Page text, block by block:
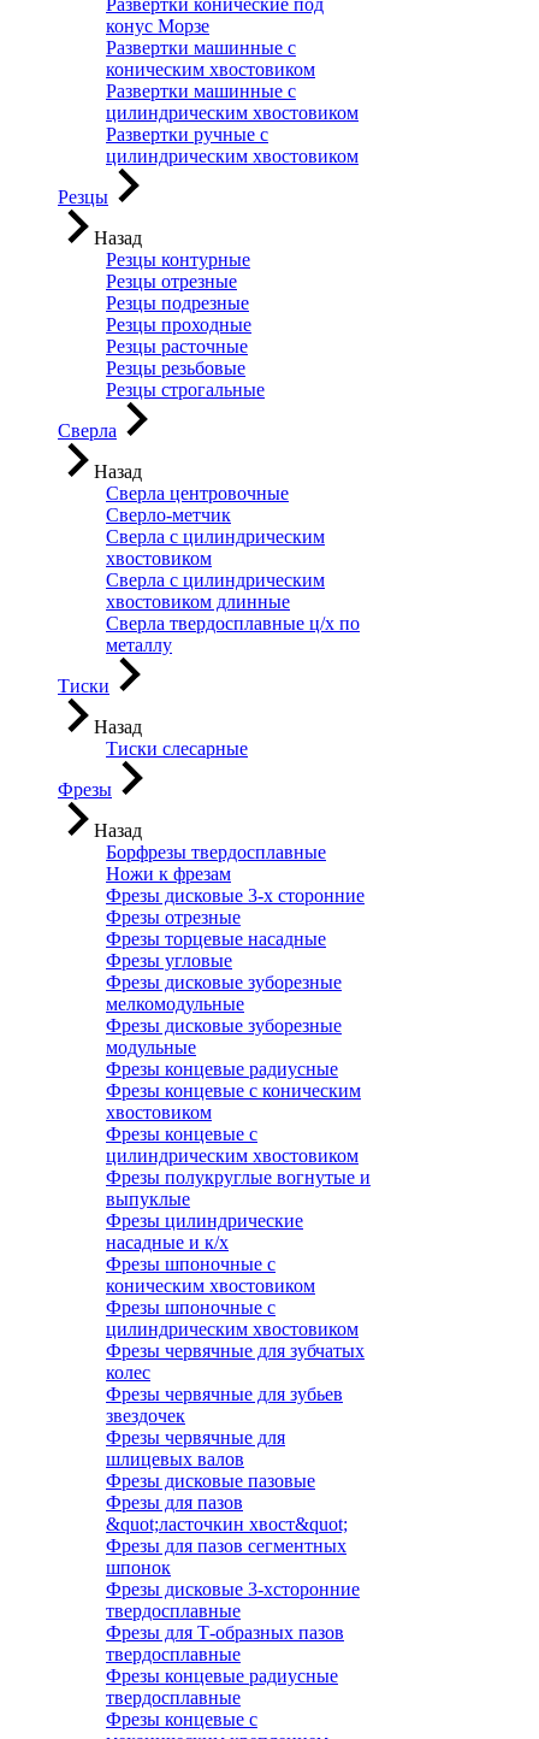
Развертки конические под
конус Морзе
Развертки машинные с
коническим хвостовиком
Развертки машинные с
цилиндрическим хвостовиком
Развертки ручные с
цилиндрическим хвостовиком
Резцы
Назад
Резцы контурные
Резцы отрезные
Резцы подрезные
Резцы проходные
Резцы расточные
Резцы резьбовые
Резцы строгальные
Сверла
Назад
Сверла центровочные
Сверло-метчик
Сверла с цилиндрическим
хвостовиком
Сверла с цилиндрическим
хвостовиком длинные
Сверла твердосплавные ц/х по
металлу
Тиски
Назад
Тиски слесарные
Фрезы
Назад
Борфрезы твердосплавные
Ножи к фрезам
Фрезы дисковые 3-х сторонние
Фрезы отрезные
Фрезы торцевые насадные
Фрезы угловые
Фрезы дисковые зуборезные
мелкомодульные
Фрезы дисковые зуборезные
модульные
Фрезы концевые радиусные
Фрезы концевые с коническим
хвостовиком
Фрезы концевые с
цилиндрическим хвостовиком
Фрезы полукруглые вогнутые и
выпуклые
Фрезы цилиндрические
насадные и к/х
Фрезы шпоночные с
коническим хвостовиком
Фрезы шпоночные с
цилиндрическим хвостовиком
Фрезы червячные для зубчатых
колес
Фрезы червячные для зубьев
звездочек
Фрезы червячные для
шлицевых валов
Фрезы дисковые пазовые
Фрезы для пазов
&quot;ласточкин хвост&quot;
Фрезы для пазов сегментных
шпонок
Фрезы дисковые 3-хсторонние
твердосплавные
Фрезы для Т-образных пазов
твердосплавные
Фрезы концевые радиусные
твердосплавные
Фрезы концевые с